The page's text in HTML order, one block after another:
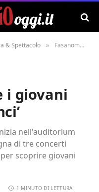
& Spettacolo » Fasanomusica e i giovani talenti al ‘da Vinci’
i giovani
nell'auditorium
di tre concerti
scoprire giovani
1 MINUTO DI LETTURA